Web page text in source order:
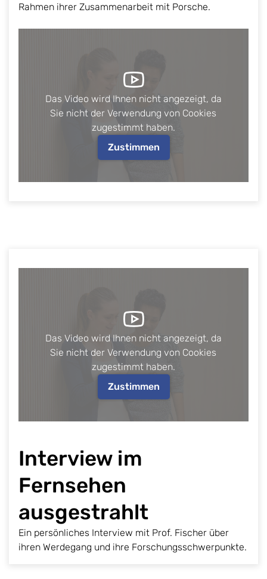
Rahmen ihrer Zusammenarbeit mit Porsche.
Das Video wird Ihnen nicht angezeigt, da
Sie nicht der Verwendung von Cookies
zugestimmt haben.
Zustimmen
Das Video wird Ihnen nicht angezeigt, da
Sie nicht der Verwendung von Cookies
zugestimmt haben.
Zustimmen
Interview im
Fernsehen
ausgestrahlt
Ein persönliches Interview mit Prof. Fischer über
ihren Werdegang und ihre Forschungsschwerpunkte.